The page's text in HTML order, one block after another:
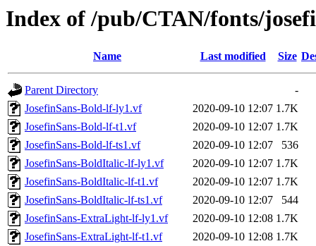
Index of /pub/CTAN/fonts/
Name Last modified Size
Parent Directory
-
JosefinSans-Bold-lf-ly1.vf
2020-09-10 12:07 1.7K
JosefinSans-Bold-lf-t1.vf
2020-09-10 12:07 1.7K
JosefinSans-Bold-lf-ts1.vf
2020-09-10 12:07
536
JosefinSans-BoldItalic-lf-ly1.vf
2020-09-10 12:07 1.7K
JosefinSans-BoldItalic-lf-t1.vf
2020-09-10 12:07 1.7K
JosefinSans-BoldItalic-lf-ts1.vf
2020-09-10 12:07
544
JosefinSans-ExtraLight-lf-ly1.vf
2020-09-10 12:08 1.7K
JosefinSans-ExtraLight-lf-t1.vf
2020-09-10 12:08 1.7K